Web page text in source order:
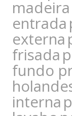
madeira
entrada
externa
frisada
fundo
interna